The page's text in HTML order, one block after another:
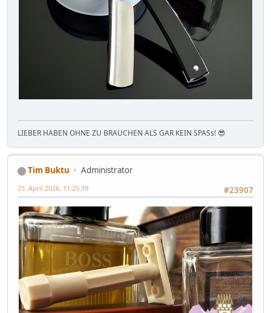
LIEBER HABEN OHNE ZU BRAUCHEN ALS GAR KEIN SPASs! 😎
Tim Buktu
Administrator
#23907
25. April 2026, 11:25:39